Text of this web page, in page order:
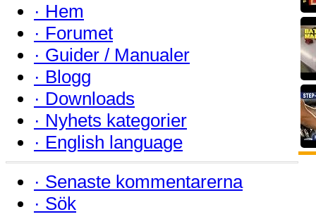
· Hem
· Forumet
· Guider / Manualer
· Blogg
· Downloads
· Nyhets kategorier
· English language
· Senaste kommentarerna
· Sök